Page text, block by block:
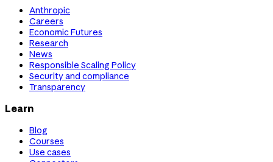
Anthropic
Careers
Economic Futures
Research
News
Responsible Scaling Policy
Security and compliance
Transparency
Learn
Blog
Courses
Use cases